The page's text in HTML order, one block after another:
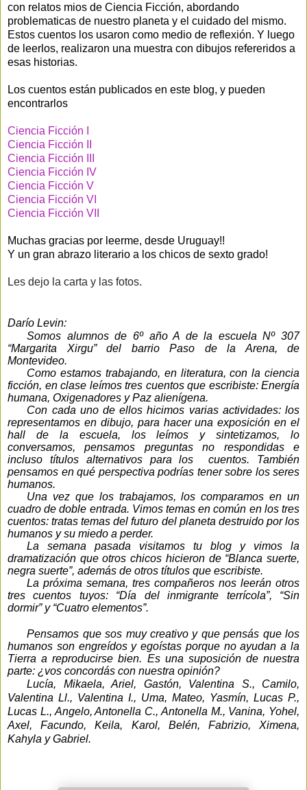
con relatos mios de Ciencia Ficción, abordando
problematicas de nuestro planeta y el cuidado del mismo.
Estos cuentos los usaron como medio de reflexión. Y luego
de leerlos, realizaron una muestra con dibujos refereridos a
esas historias.
Los cuentos están publicados en este blog, y pueden
encontrarlos
Ciencia Ficción I
Ciencia Ficción II
Ciencia Ficción III
Ciencia Ficción IV
Ciencia Ficción V
Ciencia Ficción VI
Ciencia Ficción VII
Muchas gracias por leerme, desde Uruguay!!
Y un gran abrazo literario a los chicos de sexto grado!
Les dejo la carta y las fotos.
Darío Levin:
Somos alumnos de 6º año A de la escuela Nº 307
“Margarita Xirgu” del barrio Paso de la Arena, de
Montevideo.
Como estamos trabajando, en literatura, con la ciencia
ficción, en clase leímos tres cuentos que escribiste: Energía
humana, Oxigenadores y Paz alienígena.
Con cada uno de ellos hicimos varias actividades: los
representamos en dibujo, para hacer una exposición en el
hall de la escuela, los leímos y sintetizamos, lo
conversamos, pensamos preguntas no respondidas e
incluso títulos alternativos para los cuentos. También
pensamos en qué perspectiva podrías tener sobre los seres
humanos.
Una vez que los trabajamos, los comparamos en un
cuadro de doble entrada. Vimos temas en común en los tres
cuentos: tratas temas del futuro del planeta destruido por los
humanos y su miedo a perder.
La semana pasada visitamos tu blog y vimos la
dramatización que otros chicos hicieron de “Blanca suerte,
negra suerte”, además de otros títulos que escribiste.
La próxima semana, tres compañeros nos leerán otros
tres cuentos tuyos: “Día del inmigrante terrícola”, “Sin
dormir” y “Cuatro elementos”.
Pensamos que sos muy creativo y que pensás que los
humanos son engreídos y egoístas porque no ayudan a la
Tierra a reproducirse bien. Es una suposición de nuestra
parte: ¿vos concordás con nuestra opinión?
Lucía, Mikaela, Ariel, Gastón, Valentina S., Camilo,
Valentina Ll., Valentina I., Uma, Mateo, Yasmín, Lucas P.,
Lucas L., Angelo, Antonella C., Antonella M., Vanina, Yohel,
Axel, Facundo, Keila, Karol, Belén, Fabrizio, Ximena,
Kahyla y Gabriel.